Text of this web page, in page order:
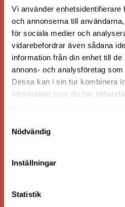
Vi använder enhetsidentifierare
och annonserna till
för sociala medier och
vidarebefordrar även sådana
information från din enhet till
annons- och analysföretag
Dessa kan i sin tur kombinera
information som du har
Nödvändig
Inställningar
Statistik
363 44 Lammhult